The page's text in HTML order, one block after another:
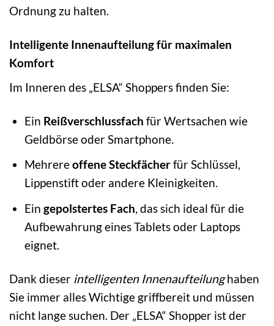
Ordnung zu halten.
Intelligente Innenaufteilung für maximalen
Komfort
Im Inneren des „ELSA“ Shoppers finden Sie:
Ein Reißverschlussfach für Wertsachen wie
Geldbörse oder Smartphone.
Mehrereoffene Steckfächerfür Schlüssel,
Lippenstift oder andere Kleinigkeiten.
Eingepolstertes Fach, das sich ideal für die
Aufbewahrung eines Tablets oder Laptops
eignet.
Dank dieser intelligenten Innenaufteilunghaben
Sie immer alles Wichtige griffbereit und müssen
nicht lange suchen. Der „ELSA“ Shopper ist der